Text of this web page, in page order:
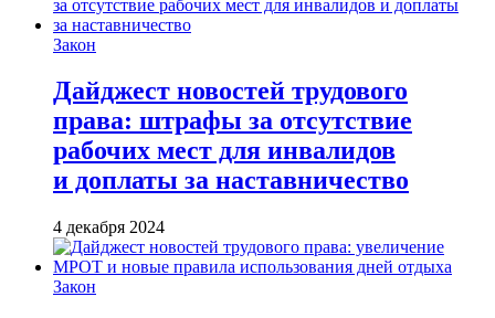
Закон
Дайджест новостей трудового
права: штрафы за отсутствие
рабочих мест для инвалидов
и доплаты за наставничество
4 декабря 2024
Закон